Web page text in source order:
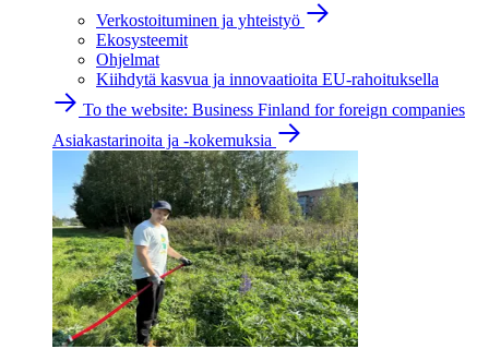
Verkostoituminen ja yhteistyö
Ekosysteemit
Ohjelmat
Kiihdytä kasvua ja innovaatioita EU-rahoituksella
To the website: Business Finland for foreign companies
Asiakastarinoita ja -kokemuksia